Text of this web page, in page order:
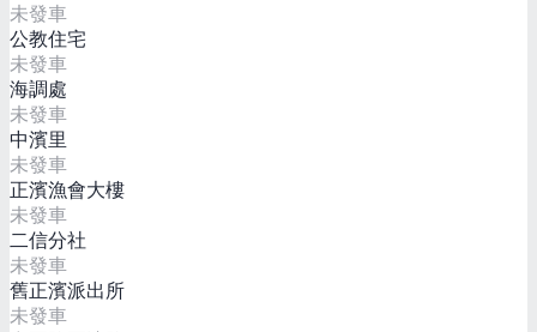
未發車
公教住宅
未發車
海調處
未發車
中濱里
未發車
正濱漁會大樓
未發車
二信分社
未發車
舊正濱派出所
未發車